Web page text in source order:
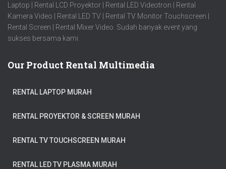
Laptop | Rental LCD Proyektor | Rental LED Videotron | Rental
Kamera Video | Rental LED TV | Rental TV Monitor Touchscreen |
Rental Screen | Rental Mixer Video. Sudah banyak event yang
sukses bersama kami.
Our Product Rental Multimedia
RENTAL LAPTOP MURAH
RENTAL PROYEKTOR & SCREEN MURAH
RENTAL TV TOUCHSCREEN MURAH
RENTAL LED TV PLASMA MURAH